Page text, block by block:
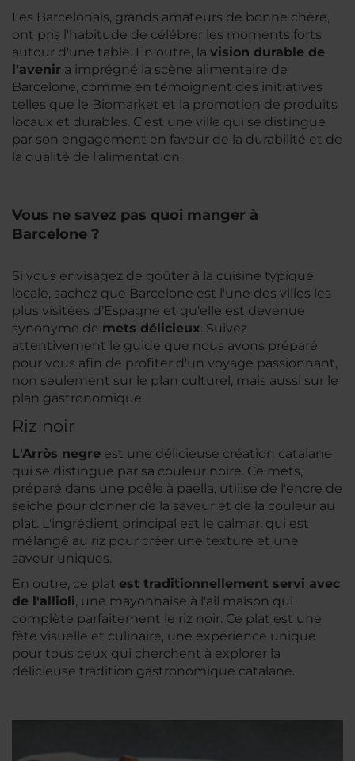
Les Barcelonais, grands amateurs de bonne chère,
ont pris l'habitude de célébrer les moments forts
autour d'une table. En outre, la vision durable de
l'avenir a imprégné la scène alimentaire de
Barcelone, comme en témoignent des initiatives
telles que le Biomarket et la promotion de produits
locaux et durables. C'est une ville qui se distingue
par son engagement en faveur de la durabilité et de
la qualité de l'alimentation.
Vous ne savez pas quoi manger à
Barcelone ?
Si vous envisagez de goûter à la cuisine typique
locale, sachez que Barcelone est l'une des villes les
plus visitées d'Espagne et qu'elle est devenue
synonyme de mets délicieux. Suivez
attentivement le guide que nous avons préparé
pour vous afin de profiter d'un voyage passionnant,
non seulement sur le plan culturel, mais aussi sur le
plan gastronomique.
Riz noir
L'Arròs negre est une délicieuse création catalane
qui se distingue par sa couleur noire. Ce mets,
préparé dans une poêle à paella, utilise de l'encre de
seiche pour donner de la saveur et de la couleur au
plat. L'ingrédient principal est le calmar, qui est
mélangé au riz pour créer une texture et une
saveur uniques.
En outre, ce plat est traditionnellement servi avec
de l'allioli, une mayonnaise à l'ail maison qui
complète parfaitement le riz noir. Ce plat est une
fête visuelle et culinaire, une expérience unique
pour tous ceux qui cherchent à explorer la
délicieuse tradition gastronomique catalane.